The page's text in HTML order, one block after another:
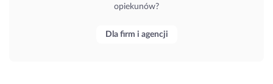
opiekunów?
Dla firm i agencji